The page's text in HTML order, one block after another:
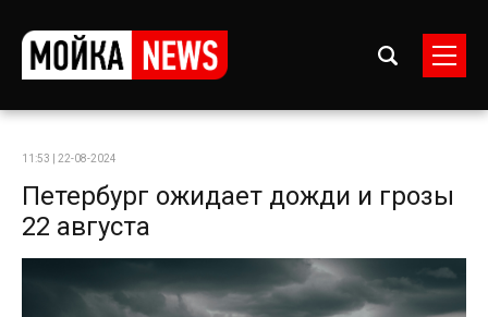
11:53 | 22-08-2024
Петербург ожидает дожди и грозы
22 августа